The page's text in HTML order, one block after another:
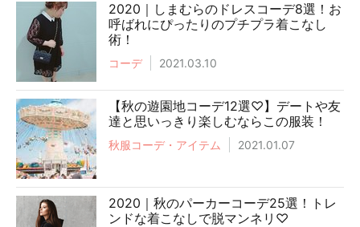
2020｜しまむらのドレスコーデ8選！お
呼ばれにぴったりのプチプラ着こなし
術！
コーデ 2021.03.10
【秋の遊園地コーデ12選♡】デートや友
達と思いっきり楽しむならこの服装！
秋服コーデ・アイテム 2021.01.07
2020｜秋のパーカーコーデ25選！トレ
ンドな着こなしで脱マンネリ♡